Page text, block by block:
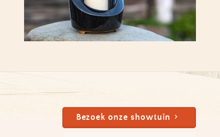
Bezoek onze showtuin